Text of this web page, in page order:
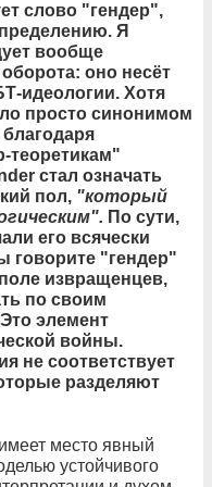
слово "гендер",
Я
вообще
оно несёт
идеологии. Хотя
просто синонимом
теоретикам"
стал означать
пол, "который
По сути,
его всячески
говорите "гендер"
извращенцев,
по своим
элемент
войны.
не соответствует
разделяют
место явный
устойчивого